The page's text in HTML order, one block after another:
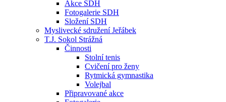
Akce SDH
Fotogalerie SDH
Složení SDH
Myslivecké sdružení Jeřábek
T.J. Sokol Strážná
Činnosti
Stolní tenis
Cvičení pro ženy
Rytmická gymnastika
Volejbal
Připravované akce